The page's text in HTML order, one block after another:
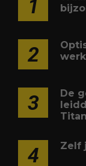
1
2
3
De
4 Zelf